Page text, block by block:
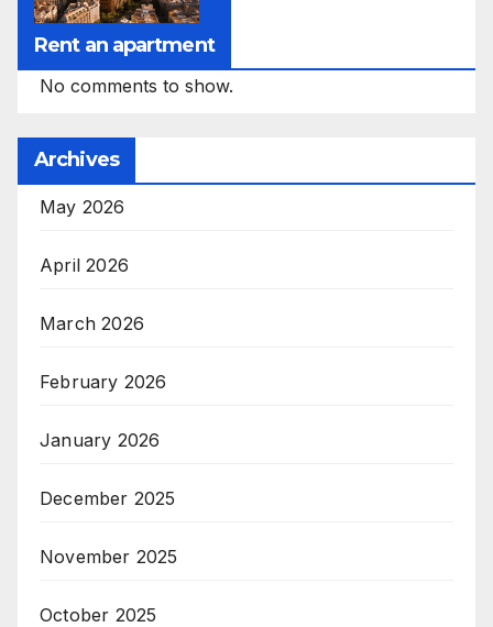
Rent an apartment
No comments to show.
Archives
May 2026
April 2026
March 2026
February 2026
January 2026
December 2025
November 2025
October 2025